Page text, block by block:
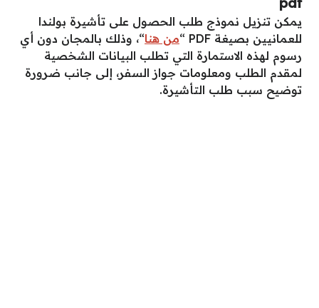
يمكن تنزيل نموذج طلب الحصول على تأشيرة بولندا
للعمانيين بصيغة PDF “
من هنا“، وذلك بالمجان دون أي
رسوم لهذه الاستمارة التي تطلب البيانات الشخصية
لمقدم الطلب ومعلومات جواز السفر، إلى جانب ضرورة
توضيح سبب طلب التأشيرة.